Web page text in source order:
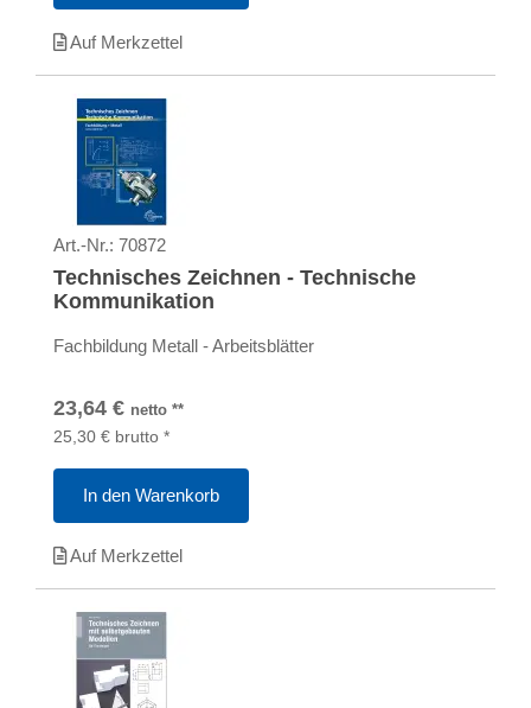
Auf Merkzettel
Art.-Nr.: 70872
Technisches Zeichnen - Technische
Kommunikation
Fachbildung Metall - Arbeitsblätter
23,64 € netto **
25,30 € brutto *
In den Warenkorb
Auf Merkzettel